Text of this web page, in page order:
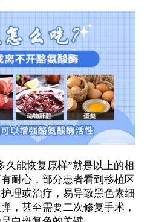
能恢复原样”就是以上的相
耐心，部分患者看到移植区
理或治疗，易导致黑色素细
，甚至需要二次修复手术，